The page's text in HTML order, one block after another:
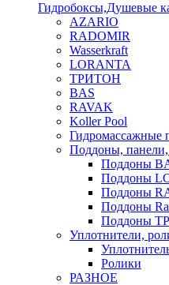
Гидробоксы,Душевые
AZARIO
RADOMIR
Wasserkraft
LORANTA
ТРИТОН
BAS
RAVAK
Koller Pool
Гидромассажные
Поддоны, панели,
Поддоны
Поддоны
Поддоны
Поддоны
Поддоны
Уплотнители,
Ролики
РАЗНОЕ